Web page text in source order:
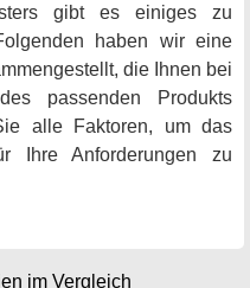
gibt es einiges zu
haben wir eine
die Ihnen bei
passenden Produkts
alle Faktoren, um das
Ihre Anforderungen zu
im Vergleich